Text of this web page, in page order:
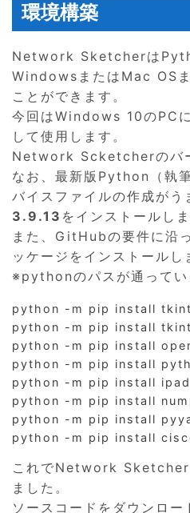
環境構築
Network Sketcherは
WindowsまたはMac OS
ことができます。
今回はWindows 10のPC
して使用します。
Network Scketcherのバ
なお、最新版Python（執
バイスファイルの作成がう
3.9.13 をインストールしま
また、GitHubの要件に沿
ッケージをインストールし
※pythonのパスが通ってい
python -m pip install
python -m pip install
python -m pip install
python -m pip install
python -m pip install
python -m pip install
python -m pip install
python -m pip install
これでNetwork Sketcher
ました。
ソースコードをダウンロー